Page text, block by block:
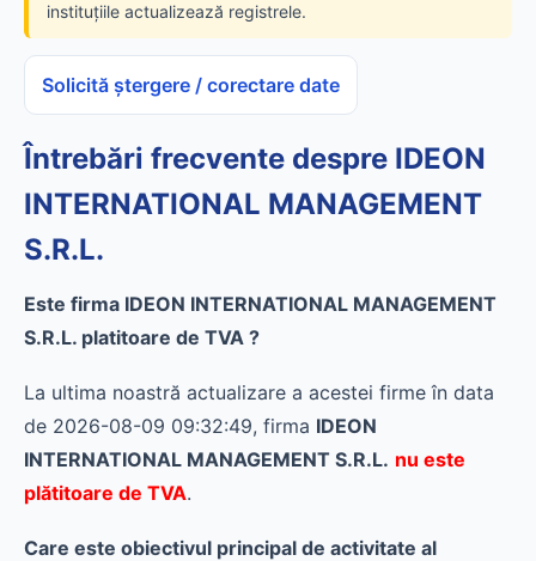
instituțiile actualizează registrele.
Solicită ștergere / corectare date
Întrebări frecvente despre IDEON
INTERNATIONAL MANAGEMENT
S.R.L.
Este firma IDEON INTERNATIONAL MANAGEMENT
S.R.L. platitoare de TVA ?
La ultima noastră actualizare a acestei firme în data
de 2026-08-09 09:32:49, firma IDEON
INTERNATIONAL MANAGEMENT S.R.L. nu este
plătitoare de TVA.
Care este obiectivul principal de activitate al